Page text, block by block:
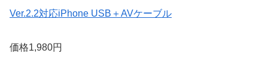
Ver.2.2対応iPhone USB＋AVケーブル
価格1,980円